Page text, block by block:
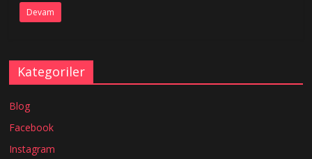
Devam
Kategoriler
Blog
Facebook
Instagram